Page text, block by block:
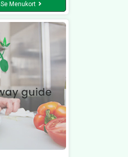
Se Menukort